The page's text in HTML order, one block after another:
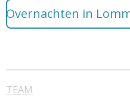
Overnachten in
TEAM